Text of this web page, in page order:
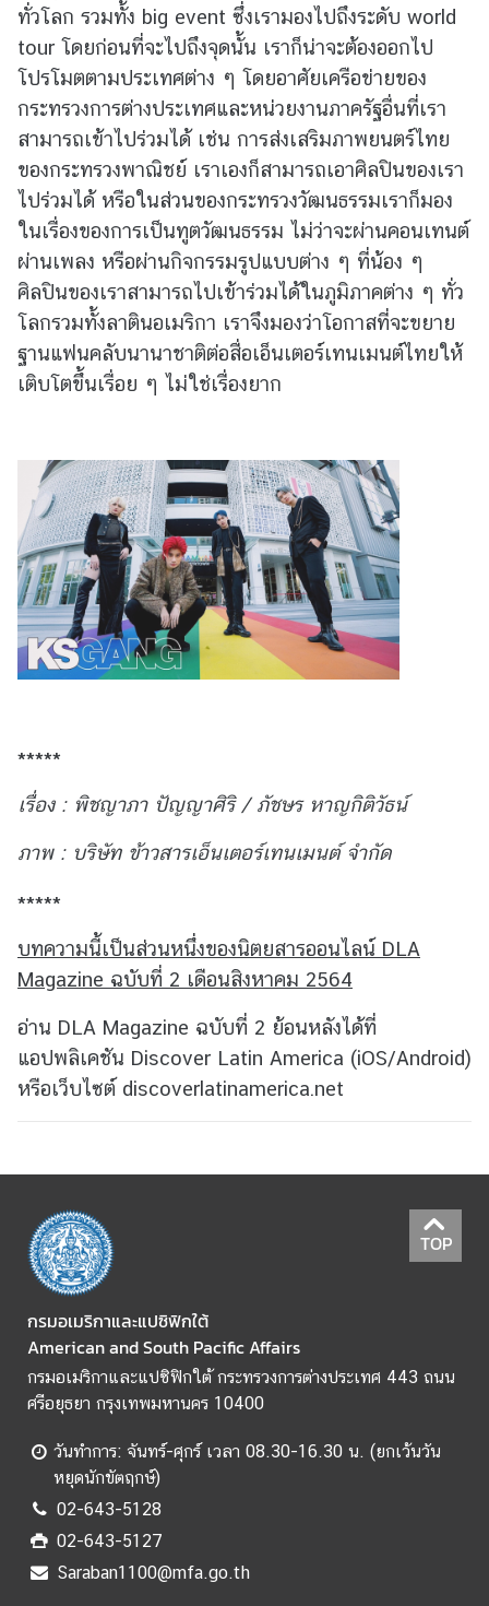
ทั่วโลก รวมทั้ง big event ซึ่งเรามองไปถึงระดับ world
tour โดยก่อนที่จะไปถึงจุดนั้น เราก็น่าจะต้องออกไป
โปรโมตตามประเทศต่าง ๆ โดยอาศัยเครือข่ายของ
กระทรวงการต่างประเทศและหน่วยงานภาครัฐอื่นที่เรา
สามารถเข้าไปร่วมได้ เช่น การส่งเสริมภาพยนตร์ไทย
ของกระทรวงพาณิชย์ เราเองก็สามารถเอาศิลปินของเรา
ไปร่วมได้ หรือในส่วนของกระทรวงวัฒนธรรมเราก็มอง
ในเรื่องของการเป็นทูตวัฒนธรรม ไม่ว่าจะผ่านคอนเทนต์
ผ่านเพลง หรือผ่านกิจกรรมรูปแบบต่าง ๆ ที่น้อง ๆ
ศิลปินของเราสามารถไปเข้าร่วมได้ในภูมิภาคต่าง ๆ ทั่ว
โลกรวมทั้งลาตินอเมริกา เราจึงมองว่าโอกาสที่จะขยาย
ฐานแฟนคลับนานาชาติต่อสื่อเอ็นเตอร์เทนเมนต์ไทยให้
เติบโตขึ้นเรื่อย ๆ ไม่ใช่เรื่องยาก
*****
เรื่อง : พิชญาภา ปัญญาศิริ / ภัชษร หาญกิติวัธน์
ภาพ : บริษัท ข้าวสารเอ็นเตอร์เทนเมนต์ จำกัด
*****
บทความนี้เป็นส่วนหนึ่งของนิตยสารออนไลน์ DLA
Magazine ฉบับที่ 2 เดือนสิงหาคม 2564
อ่าน DLA Magazine ฉบับที่ 2 ย้อนหลังได้ที่
แอปพลิเคชัน Discover Latin America (iOS/Android)
หรือเว็บไซต์ discoverlatinamerica.net
TOP
กรมอเมริกาและแปซิฟิกใต้
American and South Pacific Affairs
กรมอเมริกาและแปซิฟิกใต้ กระทรวงการต่างประเทศ 443 ถนน
ศรีอยุธยา กรุงเทพมหานคร 10400
วันทำการ: จันทร์-ศุกร์ เวลา 08.30-16.30 น. (ยกเว้นวัน
หยุดนักขัตฤกษ์)
02-643-5128
02-643-5127
Saraban1100@mfa.go.th